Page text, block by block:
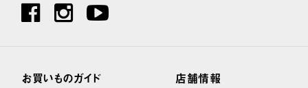
お買いものガイド 店舗情報